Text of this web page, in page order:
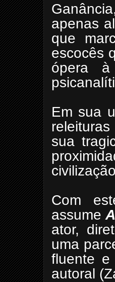
apenas
que
escocês
ópera
Em sua
sua
Com
assume
ator,
uma
fluente
autoral